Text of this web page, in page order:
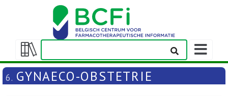
Weergeven/verbergen
inhoudstafel
6. GYNAECO-OBSTETRIE